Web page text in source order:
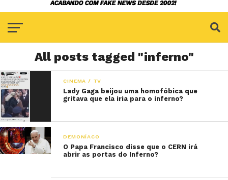
All posts tagged "inferno"
CINEMA / TV
Lady Gaga beijou uma homofóbica que
gritava que ela iria para o inferno?
DEMONÍACO
O Papa Francisco disse que o CERN irá
abrir as portas do Inferno?